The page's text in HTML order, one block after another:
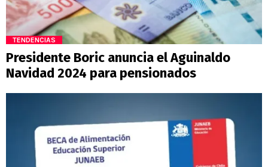
TENDENCIAS
Presidente Boric anuncia el Aguinaldo
Navidad 2024 para pensionados